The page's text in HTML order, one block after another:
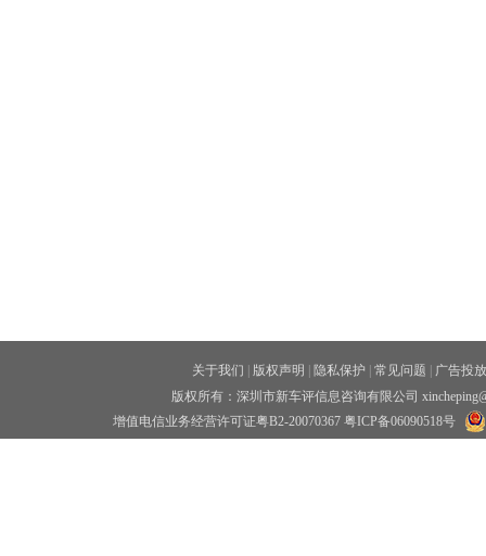
关于我们 版权声明 隐私保护 常见问题
广告投放
版权所有：深圳市新车评信息咨询有限公司
增值电信业务经营许可证粤B2-20070367 粤ICP备06090518号